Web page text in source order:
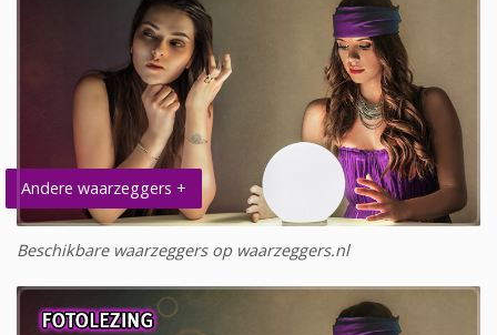
Andere waarzeggers +
Beschikbare waarzeggers op waarzeggers.nl